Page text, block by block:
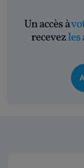
Un accès à
recevezles